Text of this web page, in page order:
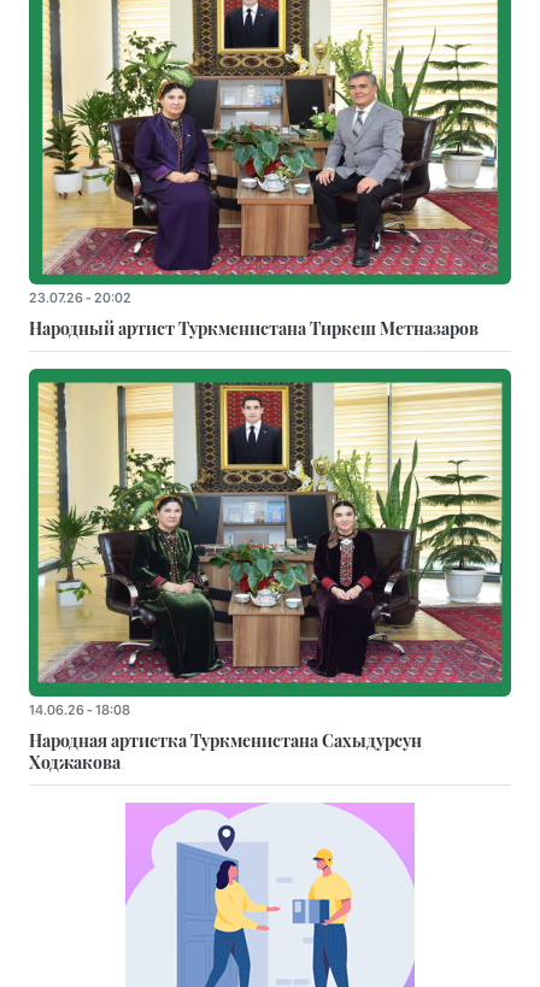
23.07.26 - 20:02
Народный артист Туркменистана Тиркеш Мeтназаров
14.06.26 - 18:08
Народная артистка Туркменистана Сахыдурсун
Ходжакова